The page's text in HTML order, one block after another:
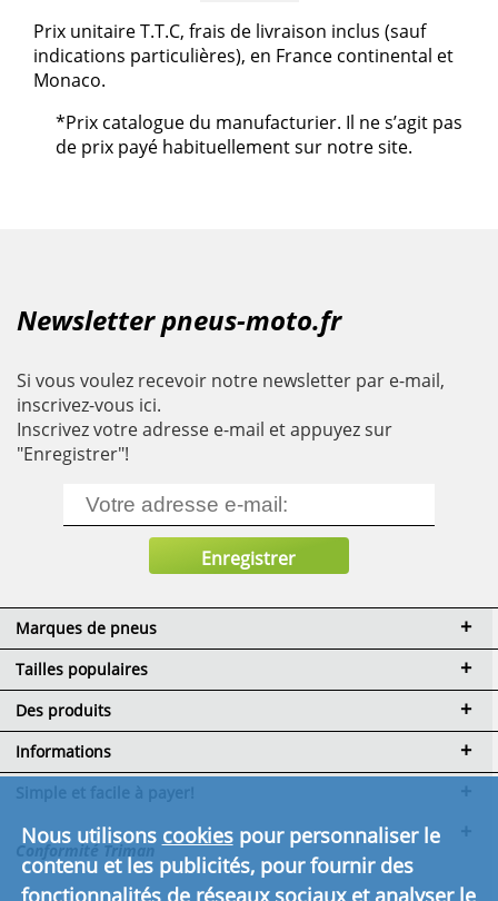
Prix unitaire T.T.C, frais de livraison inclus (sauf
indications particulières), en France continental et
Monaco.
*Prix catalogue du manufacturier. Il ne s’agit pas
de prix payé habituellement sur notre site.
Newsletter pneus-moto.fr
Si vous voulez recevoir notre newsletter par e-mail,
inscrivez-vous ici.
Inscrivez votre adresse e-mail et appuyez sur
"Enregistrer"!
Marques de pneus
Tailles populaires
Des produits
Informations
et de livraison
Conformité Triman
Nous utilisons cookiespour personnaliser le
contenu et les publicités, pour fournir des
fonctionnalités de réseaux sociaux et analyser le